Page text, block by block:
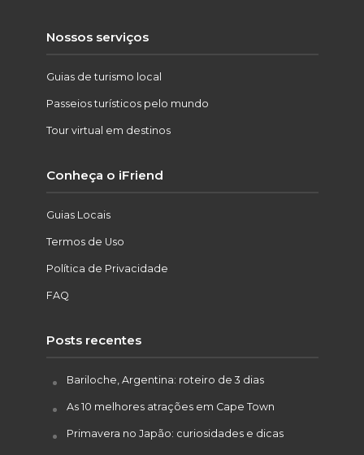
Nossos serviços
Guias de turismo local
Passeios turísticos pelo mundo
Tour virtual em destinos
Conheça o iFriend
Guias Locais
Termos de Uso
Política de Privacidade
FAQ
Posts recentes
Bariloche, Argentina: roteiro de 3 dias
As 10 melhores atrações em Cape Town
Primavera no Japão: curiosidades e dicas